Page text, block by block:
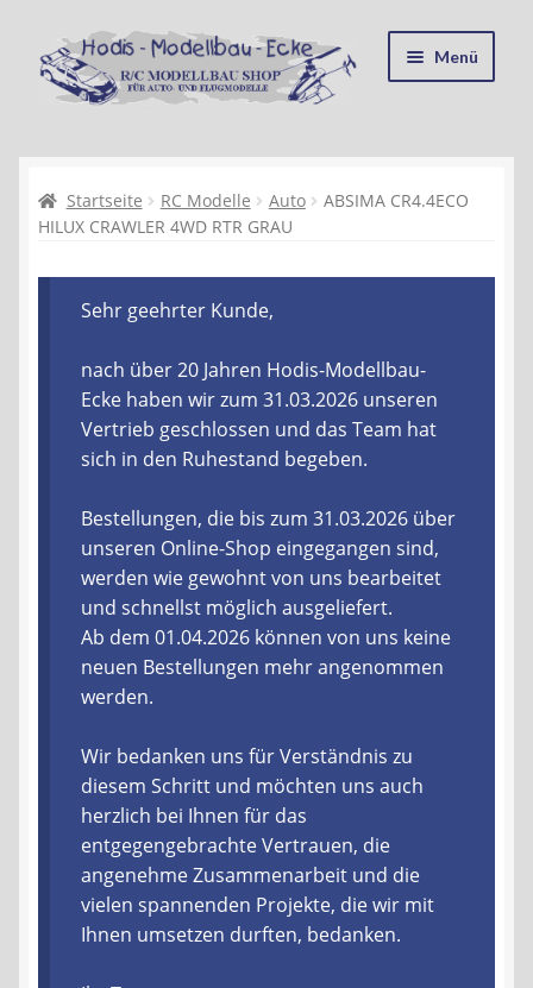
Zur
Navigation
springen
Zum
Inhalt
springen
Menü
Kasse
Recycling, Entsorgung und Umwelt
Shop
Warenkorb
Ablauf einer Bestellung
Liefer- und Versandkosten
Zahlungsarten
Lieferzeit & Verfügbarkeit
Gutschein
Batterien- und Akku Verordnung
Elektro- und Elektronikgeräte Verordnung
Startseite RC Modelle Auto
ABSIMA CR4.4ECO
HILUX CRAWLER 4WD RTR GRAU
Sehr geehrter Kunde,
nach über 20 Jahren Hodis-Modellbau-
Ecke haben wir zum 31.03.2026 unseren
Vertrieb geschlossen und das Team hat
sich in den Ruhestand begeben.
Bestellungen, die bis zum 31.03.2026 über
unseren Online-Shop eingegangen sind,
werden wie gewohnt von uns bearbeitet
und schnellst möglich ausgeliefert.
Ab dem 01.04.2026 können von uns keine
neuen Bestellungen mehr angenommen
werden.
Wir bedanken uns für Verständnis zu
diesem Schritt und möchten uns auch
herzlich bei Ihnen für das
entgegengebrachte Vertrauen, die
angenehme Zusammenarbeit und die
vielen spannenden Projekte, die wir mit
Ihnen umsetzen durften, bedanken.